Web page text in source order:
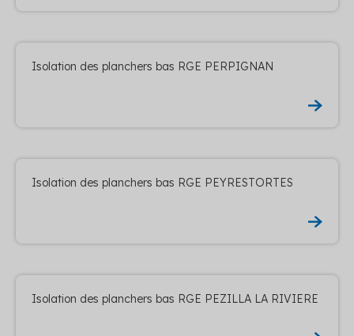
Isolation des planchers bas RGE PERPIGNAN
Isolation des planchers bas RGE PEYRESTORTES
Isolation des planchers bas RGE PEZILLA LA RIVIERE